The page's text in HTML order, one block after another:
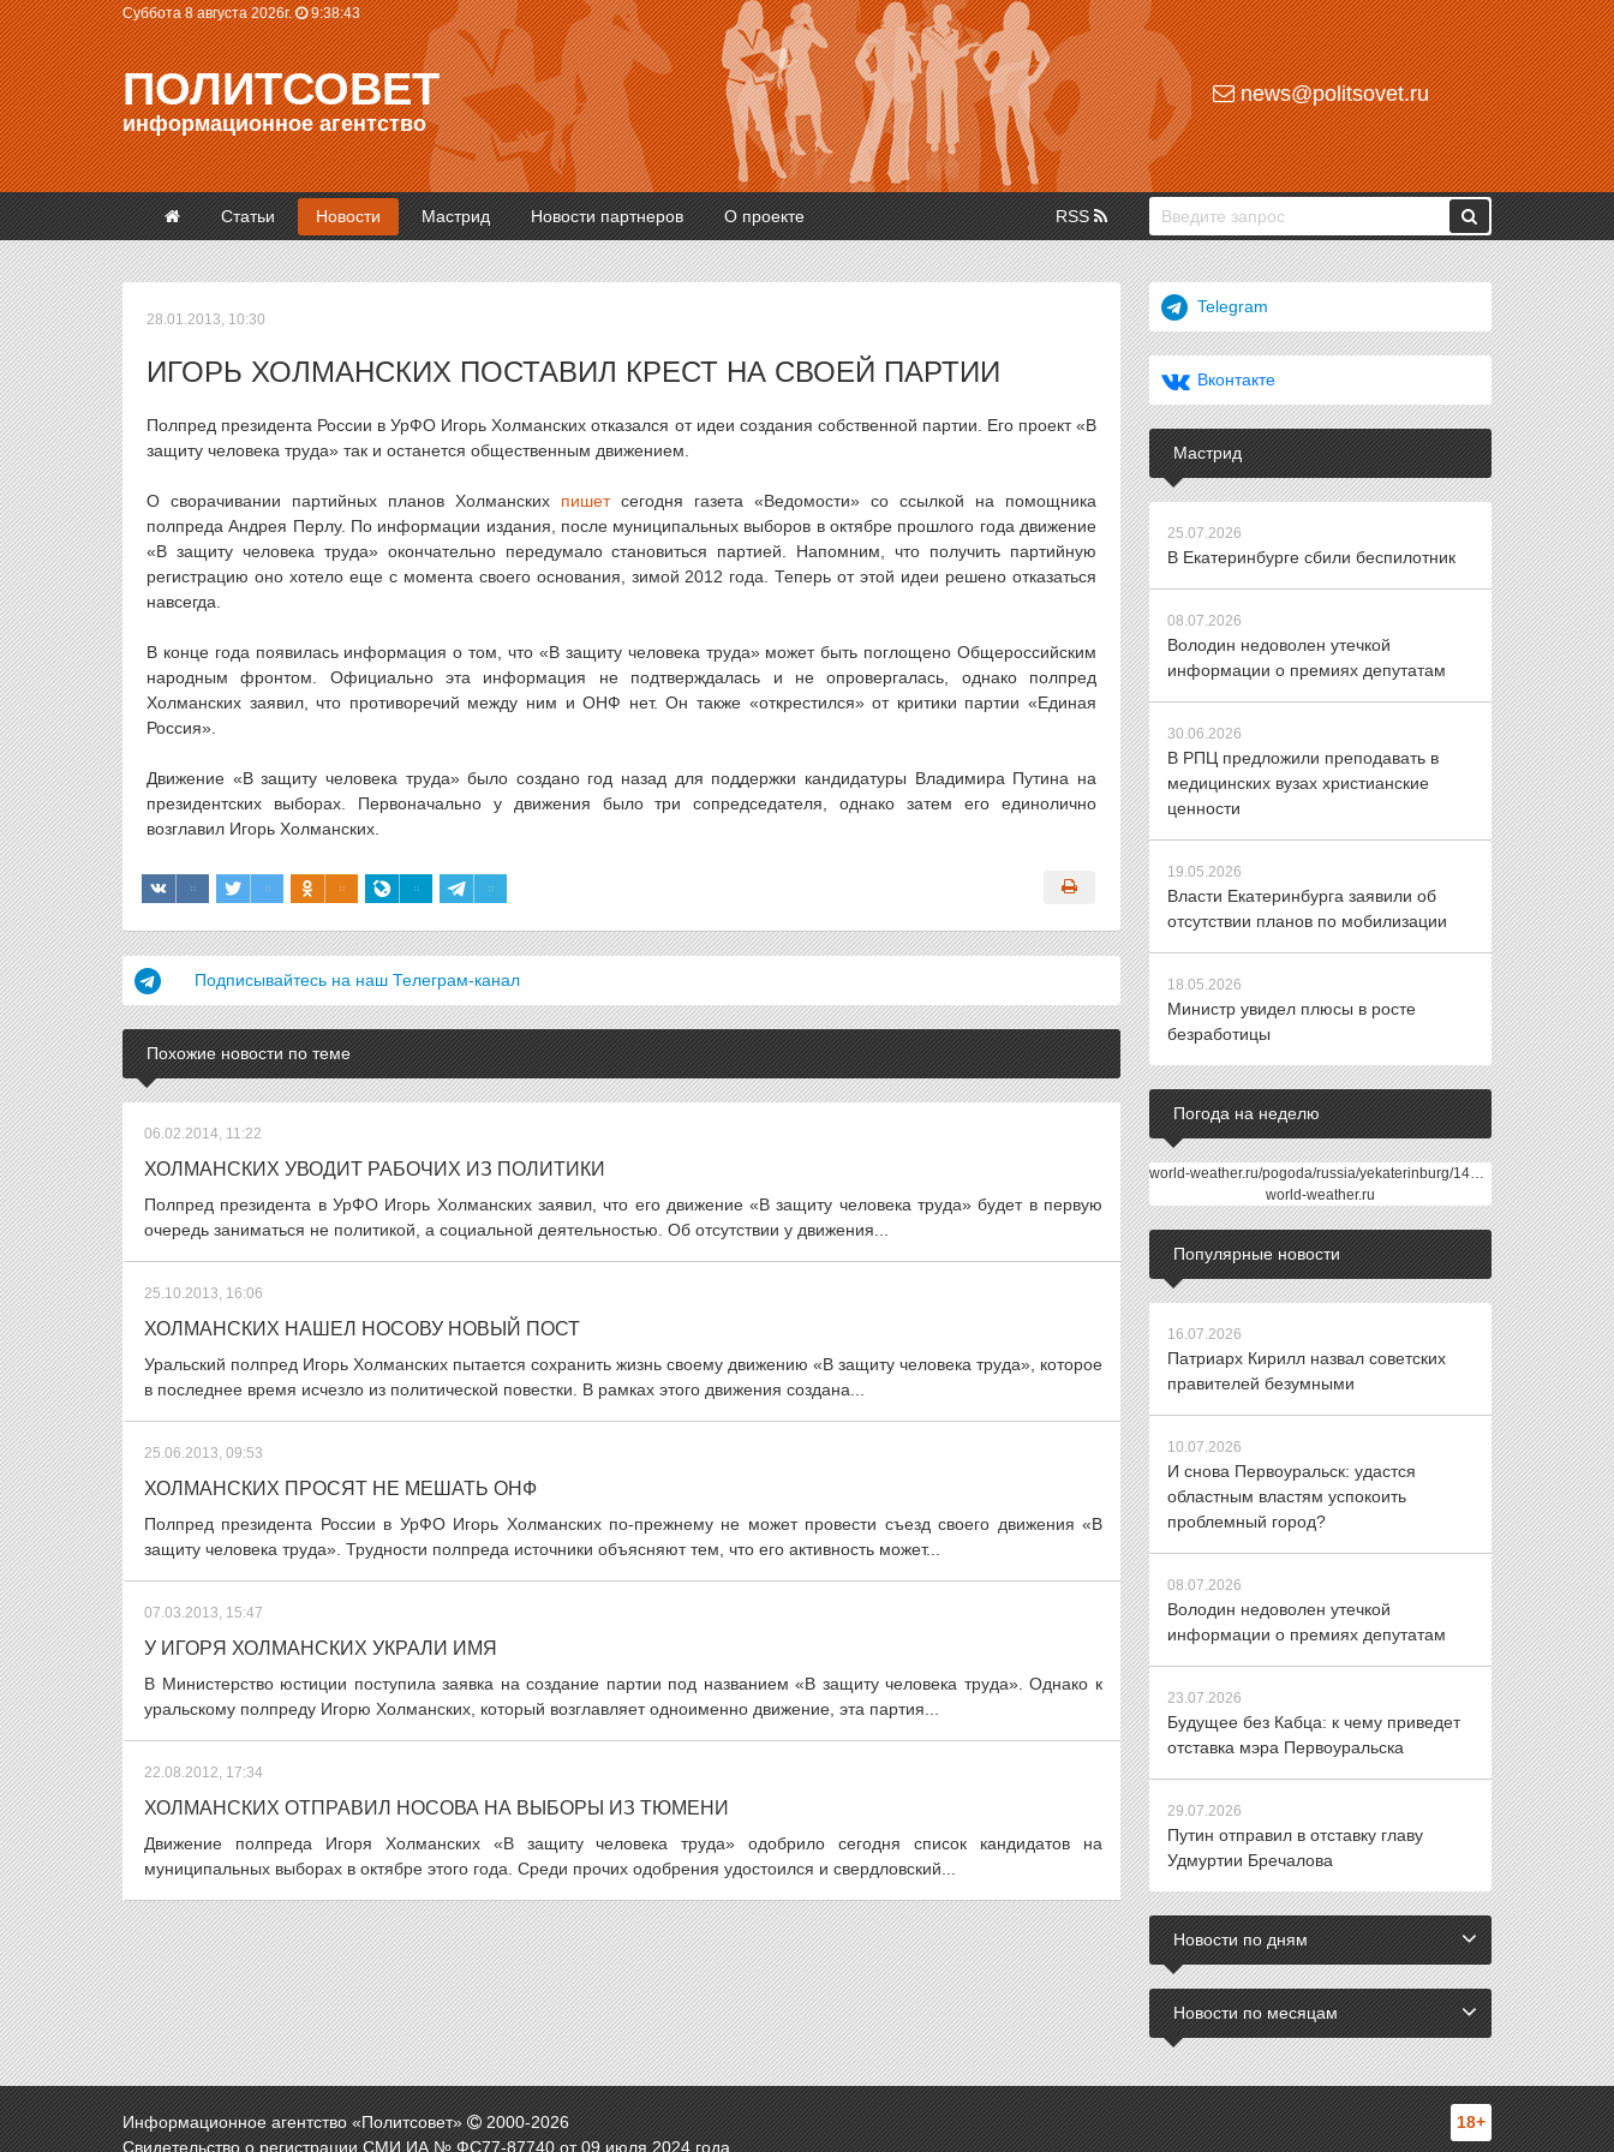
Суббота 8 августа 2026г. 9:38:44
ПОЛИТСОВЕТ
информационное агентство
news@politsovet.ru
Статьи Новости Мастрид Новости партнеров О проекте RSS
28.01.2013, 10:30
ИГОРЬ ХОЛМАНСКИХ ПОСТАВИЛ КРЕСТ НА СВОЕЙ ПАРТИИ
Полпред президента России в УрФО Игорь Холманских отказался от идеи создания собственной партии. Его проект «В
защиту человека труда» так и останется общественным движением.
О сворачивании партийных планов Холманских пишетсегодня газета «Ведомости» со ссылкой на помощника
полпреда Андрея Перлу. По информации издания, после муниципальных выборов в октябре прошлого года движение
«В защиту человека труда» окончательно передумало становиться партией. Напомним, что получить партийную
регистрацию оно хотело еще с момента своего основания, зимой 2012 года. Теперь от этой идеи решено отказаться
навсегда.
В конце года появилась информация о том, что «В защиту человека труда» может быть поглощено Общероссийским
народным фронтом. Официально эта информация не подтверждалась и не опровергалась, однако полпред
Холманских заявил, что противоречий между ним и ОНФ нет. Он также «открестился» от критики партии «Единая
Россия».
Движение «В защиту человека труда» было создано год назад для поддержки кандидатуры Владимира Путина на
президентских выборах. Первоначально у движения было три сопредседателя, однако затем его единолично
возглавил Игорь Холманских.
Подписывайтесь на наш Телеграм-канал
Похожие новости по теме
06.02.2014, 11:22
ХОЛМАНСКИХ УВОДИТ РАБОЧИХ ИЗ ПОЛИТИКИ
Полпред президента в УрФО Игорь Холманских заявил, что его движение «В защиту человека труда» будет в первую
очередь заниматься не политикой, а социальной деятельностью. Об отсутствии у движения...
25.10.2013, 16:06
ХОЛМАНСКИХ НАШЕЛ НОСОВУ НОВЫЙ ПОСТ
Уральский полпред Игорь Холманских пытается сохранить жизнь своему движению «В защиту человека труда», которое
в последнее время исчезло из политической повестки. В рамках этого движения создана...
25.06.2013, 09:53
ХОЛМАНСКИХ ПРОСЯТ НЕ МЕШАТЬ ОНФ
Полпред президента России в УрФО Игорь Холманских по-прежнему не может провести съезд своего движения «В
защиту человека труда». Трудности полпреда источники объясняют тем, что его активность может...
07.03.2013, 15:47
У ИГОРЯ ХОЛМАНСКИХ УКРАЛИ ИМЯ
В Министерство юстиции поступила заявка на создание партии под названием «В защиту человека труда». Однако к
уральскому полпреду Игорю Холманских, который возглавляет одноименно движение, эта партия...
22.08.2012, 17:34
ХОЛМАНСКИХ ОТПРАВИЛ НОСОВА НА ВЫБОРЫ ИЗ ТЮМЕНИ
Движение полпреда Игоря Холманских «В защиту человека труда» одобрило сегодня список кандидатов на
муниципальных выборах в октябре этого года. Среди прочих одобрения удостоился и свердловский...
Telegram
Вконтакте
Мастрид
25.07.2026
В Екатеринбурге сбили беспилотник
08.07.2026
Володин недоволен утечкой
информации о премиях депутатам
30.06.2026
В РПЦ предложили преподавать в
медицинских вузах христианские
ценности
19.05.2026
Власти Екатеринбурга заявили об
отсутствии планов по мобилизации
18.05.2026
Министр увидел плюсы в росте
безработицы
Погода на неделю
world-weather.ru/pogoda/russia/yekaterinburg/14days/
world-weather.ru
Популярные новости
16.07.2026
Патриарх Кирилл назвал советских
правителей безумными
10.07.2026
И снова Первоуральск: удастся
областным властям успокоить
проблемный город?
08.07.2026
Володин недоволен утечкой
информации о премиях депутатам
23.07.2026
Будущее без Кабца: к чему приведет
отставка мэра Первоуральска
29.07.2026
Путин отправил в отставку главу
Удмуртии Бречалова
Новости по дням
Новости по месяцам
Информационное агентство «Политсовет» 2000-2026
Свидетельство о регистрации СМИ ИА № ФС77-87740 от 09 июля 2024 года.
18+